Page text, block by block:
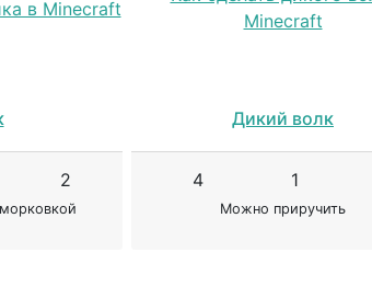
2
Дикий волк
4 1
Можно приручить